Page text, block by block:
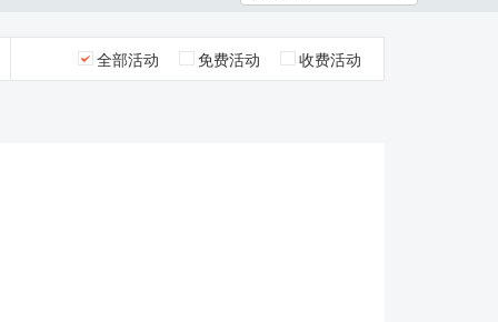
全部活动 免费活动 收费活动